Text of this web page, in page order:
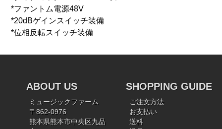
*ファントム電源48V
*20dBゲインスイッチ装備
*位相反転スイッチ装備
ABOUT US
ミュージックファーム
〒862-0976
熊本県熊本市中央区九品
SHOPPING GUIDE
ご注文方法
お支払い
送料